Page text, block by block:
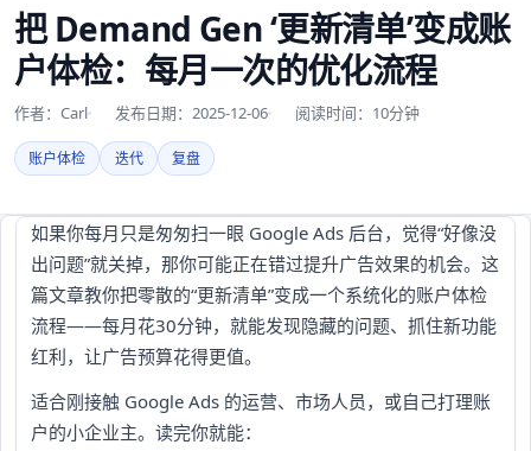
把 Demand Gen ‘更新清单’变成账
户体检：每月一次的优化流程
作者：Carl 发布日期：2025-12-06 阅读时间：10分钟
账户体检 迭代 复盘
如果你每月只是匆匆扫一眼 Google Ads 后台，觉得“好像没
出问题”就关掉，那你可能正在错过提升广告效果的机会。这
篇文章教你把零散的“更新清单”变成一个系统化的账户体检
流程——每月花30分钟，就能发现隐藏的问题、抓住新功能
红利，让广告预算花得更值。
适合刚接触 Google Ads 的运营、市场人员，或自己打理账
户的小企业主。读完你就能：